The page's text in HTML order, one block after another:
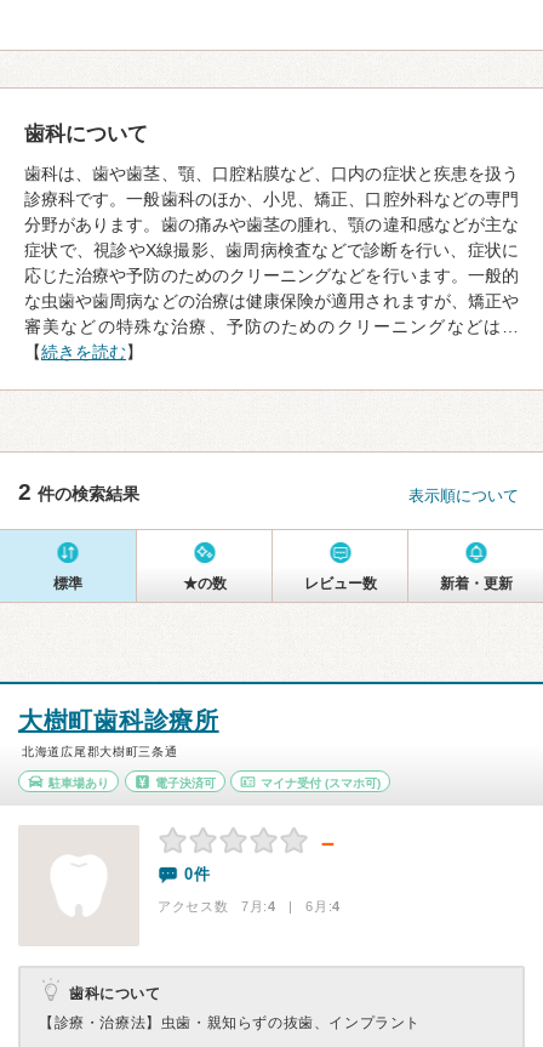
歯科について
歯科は、歯や歯茎、顎、口腔粘膜など、口内の症状と疾患を扱う
診療科です。一般歯科のほか、小児、矯正、口腔外科などの専門
分野があります。歯の痛みや歯茎の腫れ、顎の違和感などが主な
症状で、視診やX線撮影、歯周病検査などで診断を行い、症状に
応じた治療や予防のためのクリーニングなどを行います。一般的
な虫歯や歯周病などの治療は健康保険が適用されますが、矯正や
審美などの特殊な治療、予防のためのクリーニングなどは…
【続きを読む】
2 件の検索結果 表示順について
標準 ★の数 レビュー数 新着・更新
大樹町歯科診療所
北海道広尾郡大樹町三条通
駐車場あり 電子決済可 マイナ受付 (スマホ可)
－
0件
アクセス数 7月:4 | 6月:4
歯科について
【診療・治療法】 虫歯・親知らずの抜歯、インプラント